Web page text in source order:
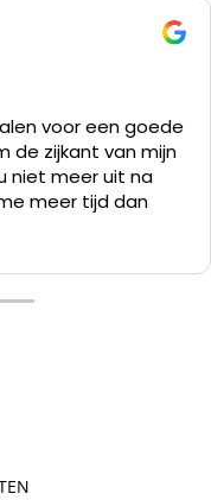
voor een goede
de zijkant van mijn
niet meer uit na
meer tijd dan
er op